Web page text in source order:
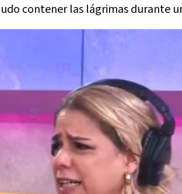
contener las lágrimas durante